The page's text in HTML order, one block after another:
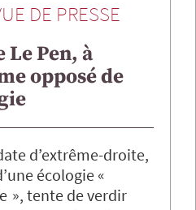
DE PRESSE
Pen, à
opposé de
d’extrême-droite,
écologie «
», tente de verdir